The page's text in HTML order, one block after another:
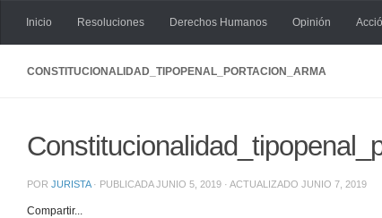
Saltar al contenido
Inicio Resoluciones Derechos Humanos Opinión
CONSTITUCIONALIDAD_TIPOPENAL_PORTACION_ARMA
POR JURISTA · PUBLICADAJUNIO 5, 2019 · ACTUALIZADO JUNIO 7, 2019
Compartir...